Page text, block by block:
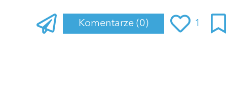
Komentarze (0) 1